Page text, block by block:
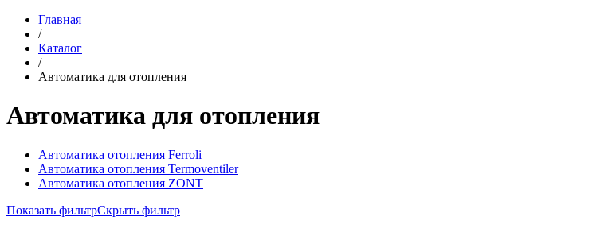
Главная
/
Каталог
/
Автоматика для отопления
Автоматика для отопления
Автоматика отопления Ferroli
Автоматика отопления Termoventiler
Автоматика отопления ZONT
Показать фильтрСкрыть фильтр